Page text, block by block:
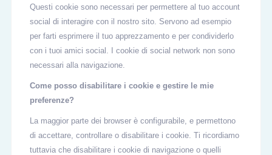
Questi cookie sono necessari per permettere al tuo account
social di interagire con il nostro sito. Servono ad esempio
per farti esprimere il tuo apprezzamento e per condividerlo
con i tuoi amici social. I cookie di social network non sono
necessari alla navigazione.
Come posso disabilitare i cookie e gestire le mie
preferenze?
La maggior parte dei browser è configurabile, e permettono
di accettare, controllare o disabilitare i cookie. Ti ricordiamo
tuttavia che disabilitare i cookie di navigazione o quelli